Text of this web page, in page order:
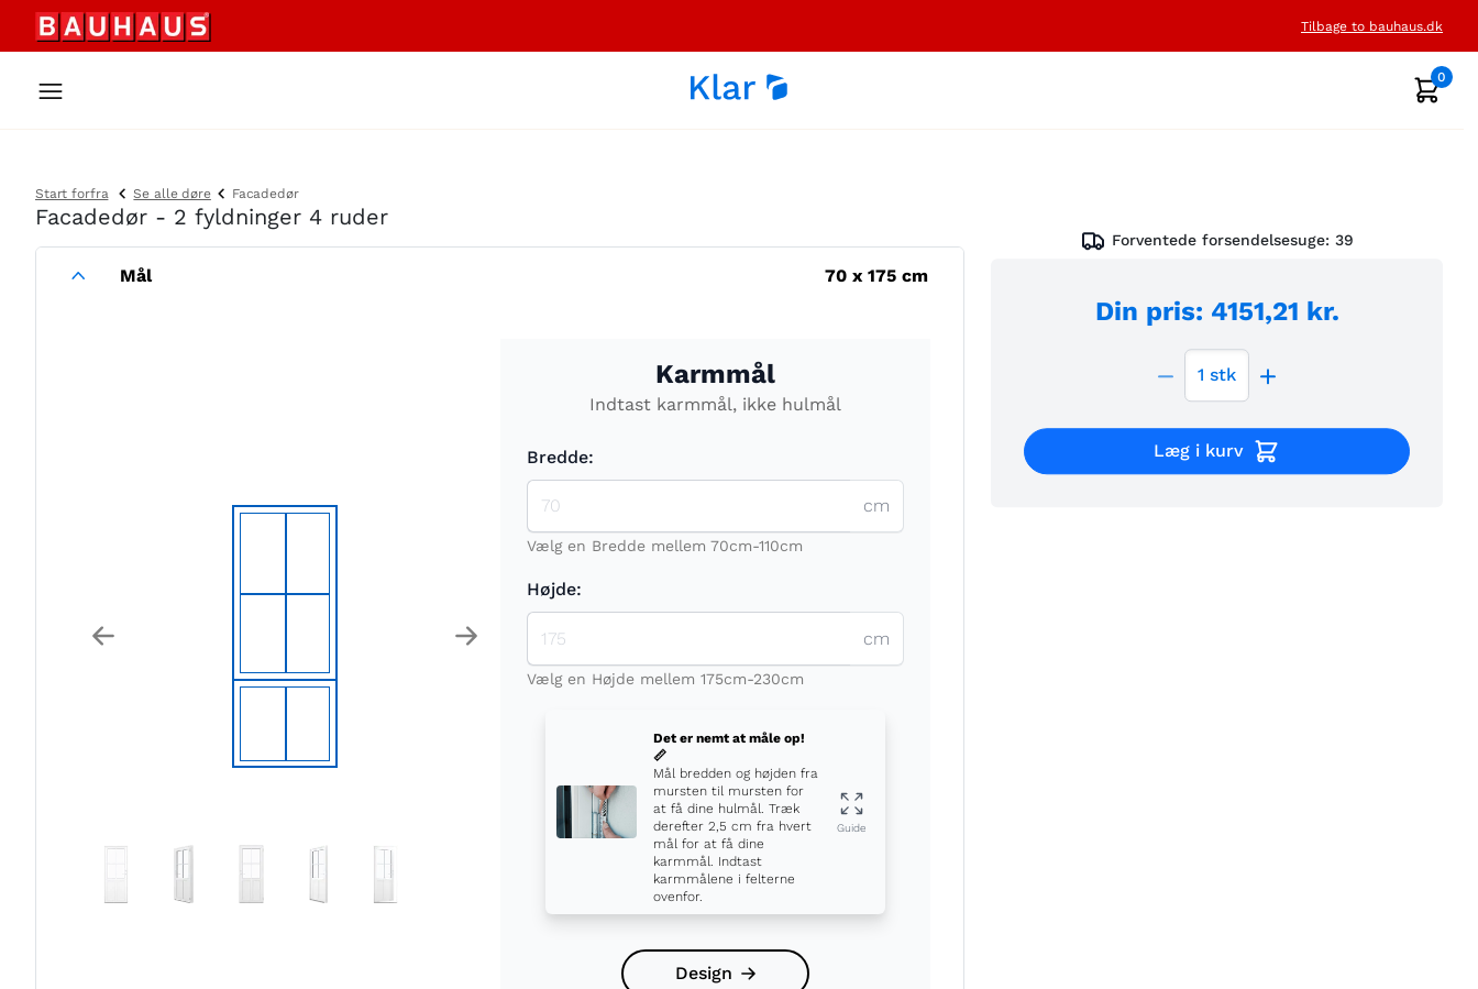
Tilbage to bauhaus.dk
0
Start forfra Se alle døre Facadedør
Facadedør - 2 fyldninger 4 ruder
Mål 70 x175 cm
Previous Next
Karmmål
Indtast karmmål, ikke hulmål
Bredde:
cm
Vælg en Bredde mellem 70cm-110cm
Højde:
cm
Vælg en Højde mellem 175cm-230cm
Det er nemt at måle op!
📏
Mål bredden og højden fra
mursten til mursten for
at få dine hulmål. Træk
derefter 2,5 cm fra hvert
mål for at få dine
karmmål. Indtast
karmmålene i felterne
ovenfor.
Guide
Design
Forventede forsendelsesuge: 39
Din pris: 4151,21 kr.
1 stk
Læg i kurv